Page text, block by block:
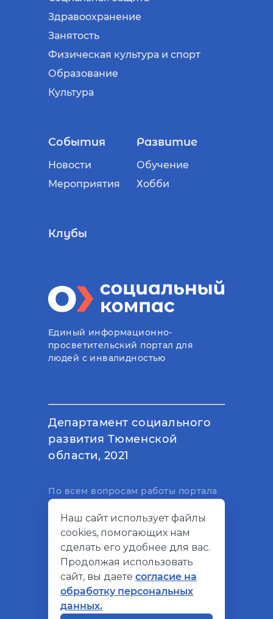
Здравоохранение
Занятость
Физическая культура и спорт
Образование
Культура
События
Новости
Мероприятия
Развитие
Обучение
Хобби
Клубы
Единый информационно-
просветительский портал для
людей с инвалидностью
Департамент социального
развития Тюменской
области, 2021
По всем вопросам работы портала
электронный адрес
support@socialkompas.ru
© Социальный компас, 2026
Политика конфиденциальности
Наш сайт использует файлы
cookies, помогающих нам
сделать его удобнее для вас.
Продолжая использовать
сайт, вы даете согласие на
обработку персональных
данных.